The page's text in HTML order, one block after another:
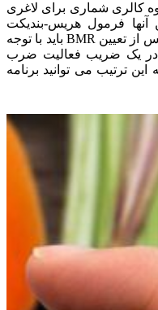
کالری شماری برای لاغری
فرمول هریس-بندیکت
است. این روش به این گونه است که پس از تعیین BMR باید با توجه
در یک ضریب فعالیت ضرب
این ترتیب می توانید برنامه